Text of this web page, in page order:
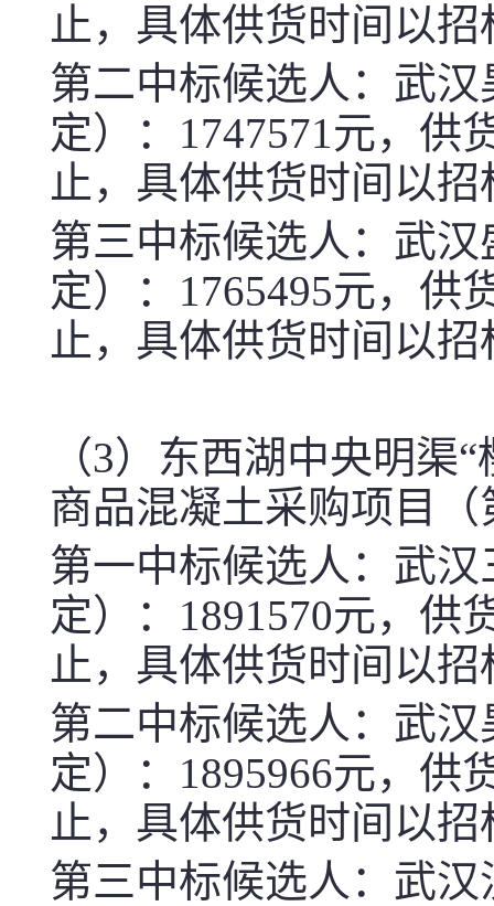
止，具体供货时间以
第二中标候选人：武
定）： 1747571元，供
止，具体供货时间以
第三中标候选人：武
定）： 1765495元，供
止，具体供货时间以
（3）东西湖中央明渠
商品混凝土采购项目
第一中标候选人：武
定）： 1891570元，供
止，具体供货时间以
第二中标候选人：武
定）： 1895966元，供
止，具体供货时间以
第三中标候选人：武